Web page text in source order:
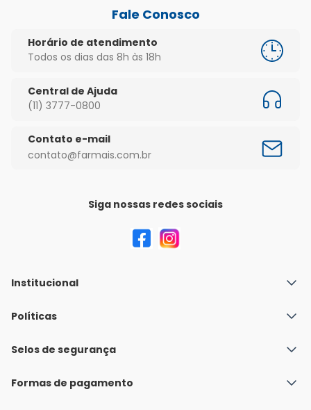
Fale Conosco
Horário de atendimento
Todos os dias das 8h às 18h
Central de Ajuda
(11) 3777-0800
Contato e-mail
contato@farmais.com.br
Siga nossas redes sociais
Institucional
Quem Somos
Nossas lojas
Políticas
Política de Envio
Políticas de Trocas e Devoluções
Selos de segurança
Formas de pagamento